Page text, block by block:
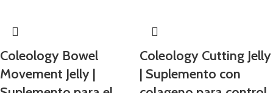
Coleology Bowel
Movement Jelly |
Coleology Cutting Jelly
| Suplemento con